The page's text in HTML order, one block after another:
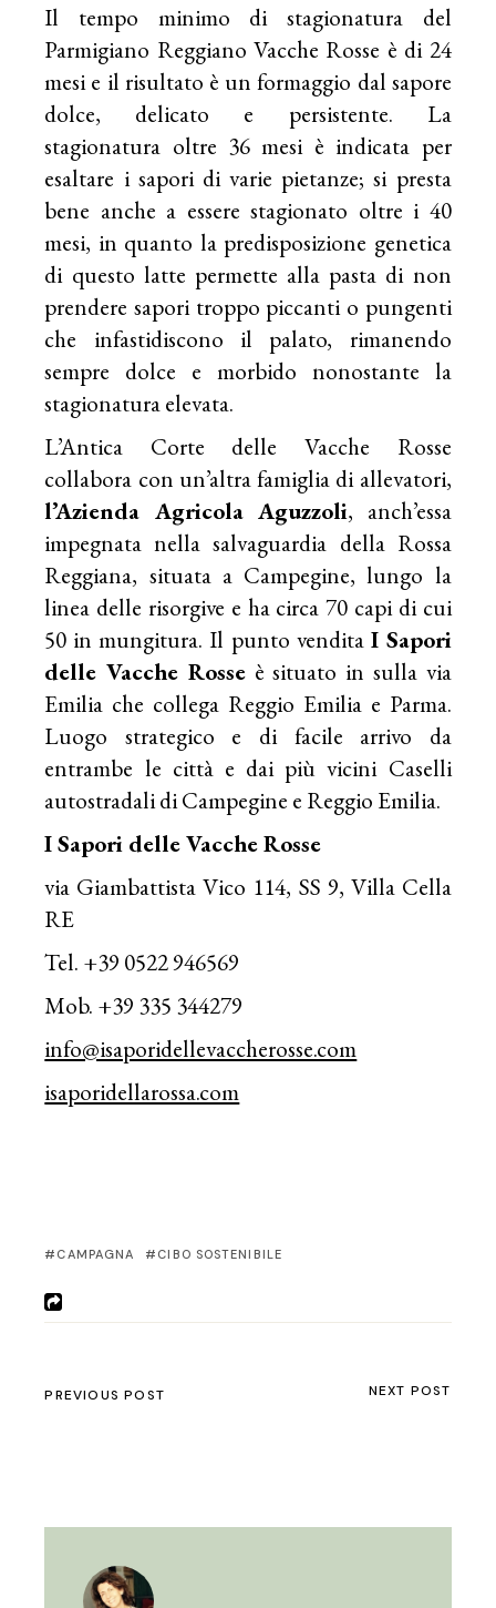
Il tempo minimo di stagionatura del
Parmigiano Reggiano Vacche Rosse è di 24
mesi e il risultato è un formaggio dal sapore
dolce, delicato e persistente. La
stagionatura oltre 36 mesi è indicata per
esaltare i sapori di varie pietanze; si presta
bene anche a essere stagionato oltre i 40
mesi, in quanto la predisposizione genetica
di questo latte permette alla pasta di non
prendere sapori troppo piccanti o pungenti
che infastidiscono il palato, rimanendo
sempre dolce e morbido nonostante la
stagionatura elevata.
L’Antica Corte delle Vacche Rosse
collabora con un’altra famiglia di allevatori,
l’Azienda Agricola Aguzzoli, anch’essa
impegnata nella salvaguardia della Rossa
Reggiana, situata a Campegine, lungo la
linea delle risorgive e ha circa 70 capi di cui
50 in mungitura. Il punto vendita I Sapori
delle Vacche Rosseè situato in sulla via
Emilia che collega Reggio Emilia e Parma.
Luogo strategico e di facile arrivo da
entrambe le città e dai più vicini Caselli
autostradali di Campegine e Reggio Emilia.
I Sapori delle Vacche Rosse
via Giambattista Vico 114, SS 9, Villa Cella
RE
Tel. +39 0522 946569
Mob. +39 335 344279
info@isaporidellevaccherosse.com
isaporidellarossa.com
CAMPAGNA CIBO SOSTENIBILE
PREVIOUS POST NEXT POST